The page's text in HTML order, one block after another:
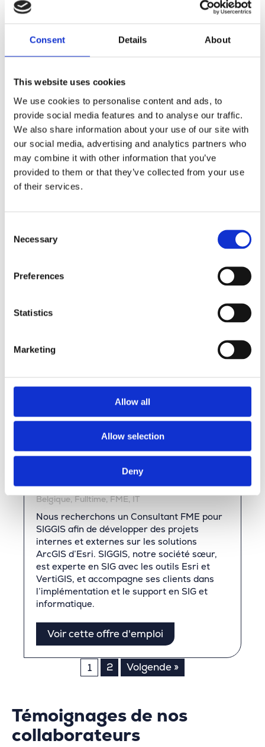
Consent Details About
This website uses cookies
We use cookies to personalise content and ads, to
provide social media features and to analyse our traffic.
We also share information about your use of our site with
our social media, advertising and analytics partners who
may combine it with other information that you’ve
provided to them or that they’ve collected from your use
of their services.
Selection
Necessary
Preferences
Statistics
Marketing
Allow all
Allow selection
Deny
Êtes-vous un expert SIG passionné par
l’innovation géospatiale ? Postulez comme
Consultant SIG chez Merkator et contribuez
à des réseaux et des villes plus sûrs et plus
intelligents. Découvrez l’offre d’emploi et
vos opportunités de carrière !
Voir cette offre d'emploi
Consultant FME
Belgique, Fulltime, FME, IT
Nous recherchons un Consultant FME pour
SIGGIS afin de développer des projets
internes et externes sur les solutions
ArcGIS d’Esri. SIGGIS, notre société sœur,
est experte en SIG avec les outils Esri et
VertiGIS, et accompagne ses clients dans
l’implémentation et le support en SIG et
informatique.
Voir cette offre d'emploi
Pagination
publications
1 2 Volgende »
Témoignages de nos
collaborateurs